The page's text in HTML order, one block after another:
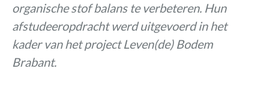
organische stof balans te verbeteren. Hun
afstudeeropdracht werd uitgevoerd in het
kader van het project Leven(de) Bodem
Brabant.